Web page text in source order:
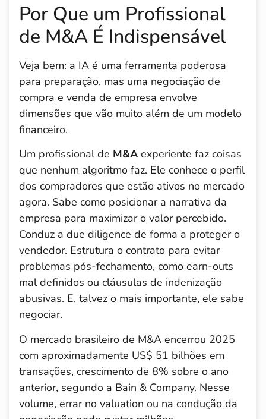
Por Que um Profissional
de M&A É Indispensável
Veja bem: a IA é uma ferramenta poderosa
para preparação, mas uma negociação de
compra e venda de empresa envolve
dimensões que vão muito além de um modelo
financeiro.
Um profissional de M&A experiente faz coisas
que nenhum algoritmo faz. Ele conhece o perfil
dos compradores que estão ativos no mercado
agora. Sabe como posicionar a narrativa da
empresa para maximizar o valor percebido.
Conduz a due diligence de forma a proteger o
vendedor. Estrutura o contrato para evitar
problemas pós-fechamento, como earn-outs
mal definidos ou cláusulas de indenização
abusivas. E, talvez o mais importante, ele sabe
negociar.
O mercado brasileiro de M&A encerrou 2025
com aproximadamente US$ 51 bilhões em
transações, crescimento de 8% sobre o ano
anterior, segundo a Bain & Company. Nesse
volume, errar no valuation ou na condução da